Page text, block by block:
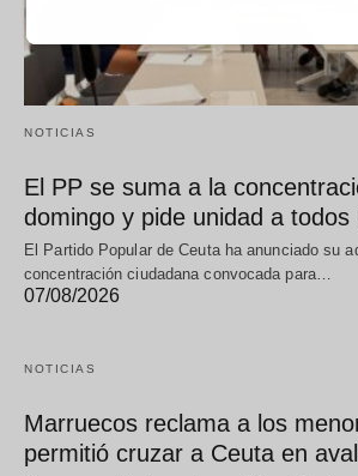
NOTICIAS
El PP se suma a la
domingo y pide unidad a todos
El Partido Popular de Ceuta ha anunciado su
concentración ciudadana convocada para…
07/08/2026
NOTICIAS
Marruecos reclama a los
permitió cruzar a Ceuta en